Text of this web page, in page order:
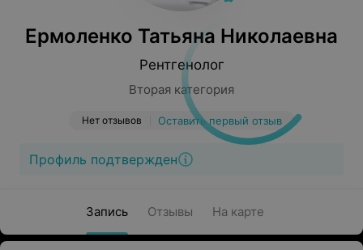
Ермоленко Татьяна Николаевна
Рентгенолог
Вторая категория
Нет отзывов Оставить первый отзыв
Профиль подтвержден
Запись Отзывы На карте